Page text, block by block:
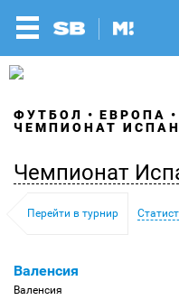
ФУТБОЛ
ЕВРОПА
ЧЕМПИОНАТ
Чемпионат
Перейти в турнир
Валенсия
Валенсия